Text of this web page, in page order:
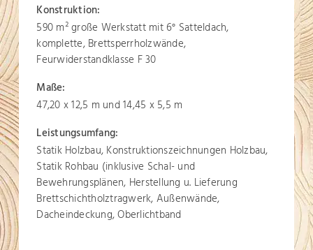
Konstruktion:
590 m² große Werkstatt mit 6° Satteldach,
komplette, Brettsperrholzwände,
Feurwiderstandklasse F 30
Maße:
47,20 x 12,5 m und 14,45 x 5,5 m
Leistungsumfang:
Statik Holzbau, Konstruktionszeichnungen Holzbau,
Statik Rohbau (inklusive Schal- und
Bewehrungsplänen, Herstellung u. Lieferung
Brettschichtholztragwerk, Außenwände,
Dacheindeckung, Oberlichtband